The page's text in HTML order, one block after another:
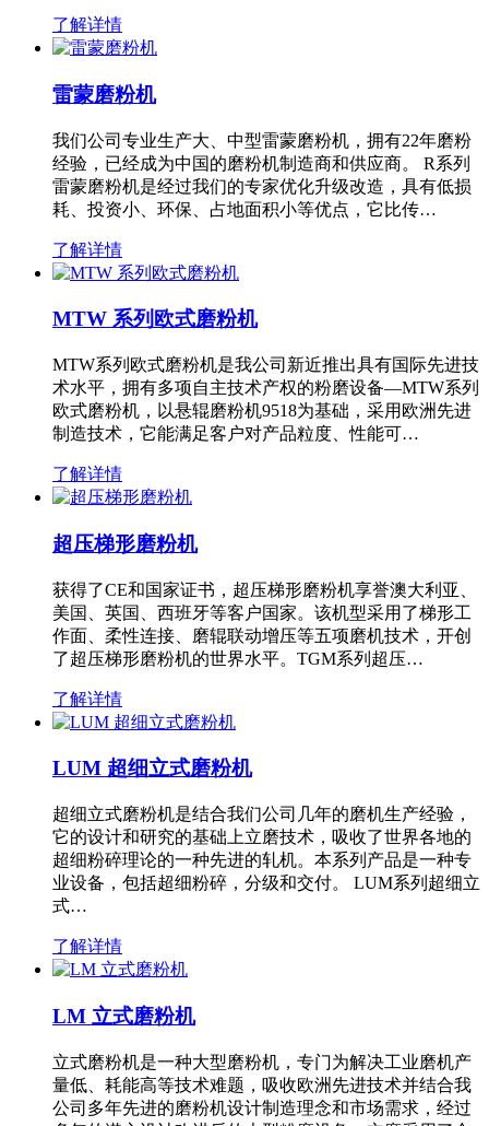
了解详情
雷蒙磨粉机
我们公司专业生产大、中型雷蒙磨粉机，拥有22年磨粉
经验，已经成为中国的磨粉机制造商和供应商。 R系列
雷蒙磨粉机是经过我们的专家优化升级改造，具有低损
耗、投资小、环保、占地面积小等优点，它比传…
了解详情
MTW 系列欧式磨粉机
MTW系列欧式磨粉机是我公司新近推出具有国际先进技
术水平，拥有多项自主技术产权的粉磨设备—MTW系列
欧式磨粉机，以悬辊磨粉机9518为基础，采用欧洲先进
制造技术，它能满足客户对产品粒度、性能可…
了解详情
超压梯形磨粉机
获得了CE和国家证书，超压梯形磨粉机享誉澳大利亚、
美国、英国、西班牙等客户国家。该机型采用了梯形工
作面、柔性连接、磨辊联动增压等五项磨机技术，开创
了超压梯形磨粉机的世界水平。TGM系列超压…
了解详情
LUM 超细立式磨粉机
超细立式磨粉机是结合我们公司几年的磨机生产经验，
它的设计和研究的基础上立磨技术，吸收了世界各地的
超细粉碎理论的一种先进的轧机。本系列产品是一种专
业设备，包括超细粉碎，分级和交付。 LUM系列超细立
式…
了解详情
LM 立式磨粉机
立式磨粉机是一种大型磨粉机，专门为解决工业磨机产
量低、耗能高等技术难题，吸收欧洲先进技术并结合我
公司多年先进的磨粉机设计制造理念和市场需求，经过